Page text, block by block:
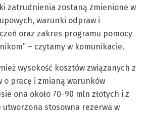
zatrudnienia zostaną zmienione w
warunki odpraw i
oraz zakres programu pomocy
– czytamy w komunikacie.
wysokość kosztów związanych z
o pracę i zmianą warunków
ona około 70-90 mln złotych i z
utworzona stosowna rezerwa w